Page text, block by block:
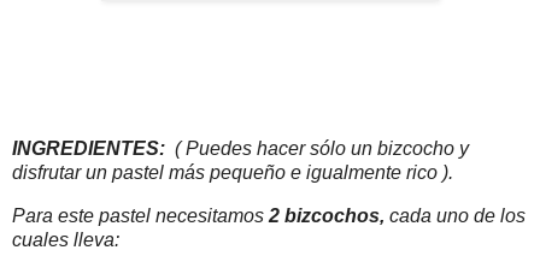
INGREDIENTES: ( Puedes hacer sólo un bizcocho y
disfrutar un pastel más pequeño e igualmente rico ).
Para este pastel necesitamos 2 bizcochos, cada uno de los
cuales lleva: